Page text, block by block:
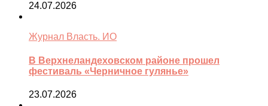
24.07.2026
Журнал Власть. ИО
В Верхнеландеховском районе прошел
фестиваль «Черничное гулянье»
23.07.2026